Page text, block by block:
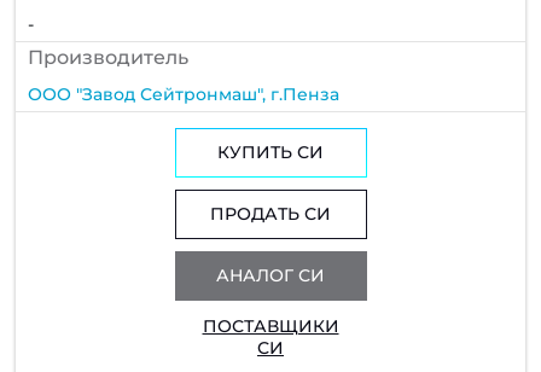
-
Производитель
ООО "Завод Сейтронмаш", г.Пенза
КУПИТЬ СИ
ПРОДАТЬ СИ
АНАЛОГ СИ
ПОСТАВЩИКИ
СИ